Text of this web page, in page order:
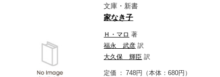
文庫・新書
家なき子
Ｈ・マロ 著
福永 武彦 訳
大久保 輝臣 訳
定価
748円（本体：680円）